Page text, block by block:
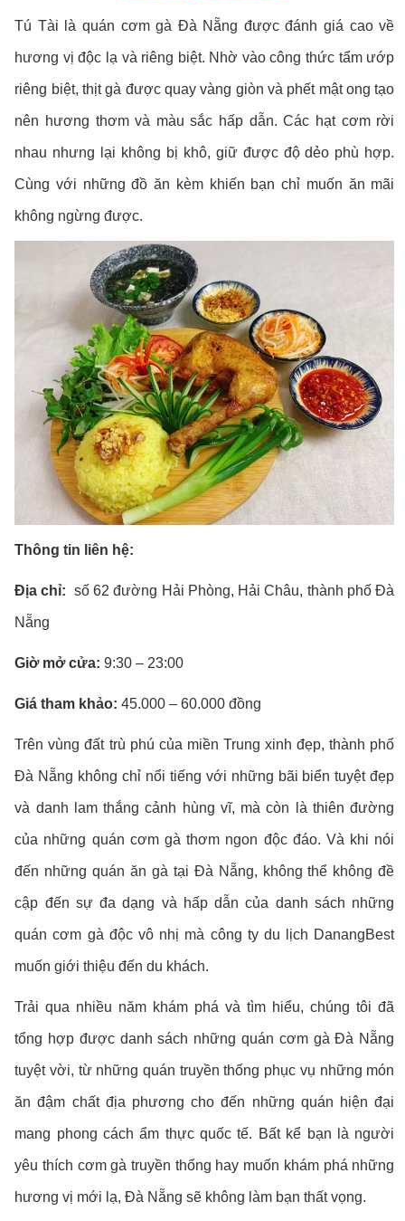
Tú Tài là quán cơm gà Đà Nẵng được đánh giá cao về
hương vị độc lạ và riêng biệt. Nhờ vào công thức tẩm ướp
riêng biệt, thịt gà được quay vàng giòn và phết mật ong tạo
nên hương thơm và màu sắc hấp dẫn. Các hạt cơm rời
nhau nhưng lại không bị khô, giữ được độ dẻo phù hợp.
Cùng với những đồ ăn kèm khiến bạn chỉ muốn ăn mãi
không ngừng được.
Thông tin liên hệ:
Địa chỉ: số 62 đường Hải Phòng, Hải Châu, thành phố Đà
Nẵng
Giờ mở cửa: 9:30 – 23:00
Giá tham khảo: 45.000 – 60.000 đồng
Trên vùng đất trù phú của miền Trung xinh đẹp, thành phố
Đà Nẵng không chỉ nổi tiếng với những bãi biển tuyệt đẹp
và danh lam thắng cảnh hùng vĩ, mà còn là thiên đường
của những quán cơm gà thơm ngon độc đáo. Và khi nói
đến những quán ăn gà tại Đà Nẵng, không thể không đề
cập đến sự đa dạng và hấp dẫn của danh sách những
quán cơm gà độc vô nhị mà công ty du lịch DanangBest
muốn giới thiệu đến du khách.
Trải qua nhiều năm khám phá và tìm hiểu, chúng tôi đã
tổng hợp được danh sách những quán cơm gà Đà Nẵng
tuyệt vời, từ những quán truyền thống phục vụ những món
ăn đậm chất địa phương cho đến những quán hiện đại
mang phong cách ẩm thực quốc tế. Bất kể bạn là người
yêu thích cơm gà truyền thống hay muốn khám phá những
hương vị mới lạ, Đà Nẵng sẽ không làm bạn thất vọng.